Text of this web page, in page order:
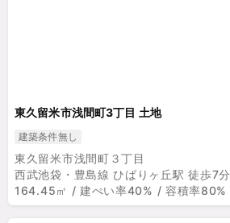
東久留米市浅間町3丁目 土地
建築条件無し
東久留米市浅間町３丁目
西武池袋・豊島線 ひばりヶ丘駅 徒歩7分
164.45㎡ / 建ぺい率40% / 容積率80%